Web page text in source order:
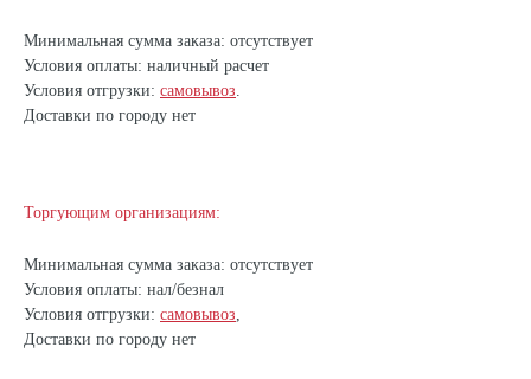
Минимальная сумма заказа: отсутствует
Условия оплаты: наличный расчет
Условия отгрузки: самовывоз.
Доставки по городу нет
Торгующим организациям:
Минимальная сумма заказа: отсутствует
Условия оплаты: нал/безнал
Условия отгрузки: самовывоз,
Доставки по городу нет